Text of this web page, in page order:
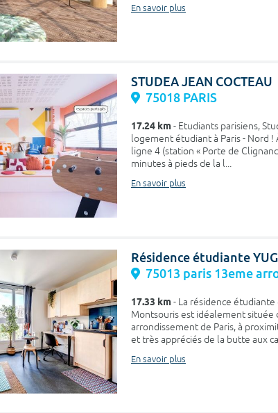
En savoir plus
STUDEA JEAN COCTEAU
75018 PARIS
17.24 km- Etudiants parisiens,
logement étudiant à Paris - Nord !
ligne 4 (station « Porte de
minutes à pieds de la l...
En savoir plus
Résidence étudiante
75013 paris 13eme
17.33 km- La résidence étudiante
Montsouris est idéalement située
arrondissement de Paris, à
et très appréciés de la butte aux
En savoir plus